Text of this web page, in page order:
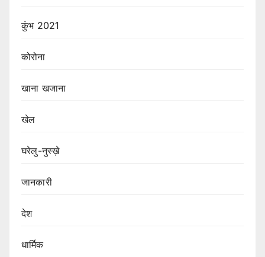
कुंभ 2021
कोरोना
खाना खजाना
खेल
घरेलु-नुस्ख़े
जानकारी
देश
धार्मिक